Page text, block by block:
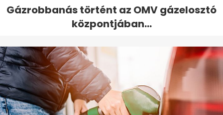
Gázrobbanás történt az OMV gázelosztó
központjában...